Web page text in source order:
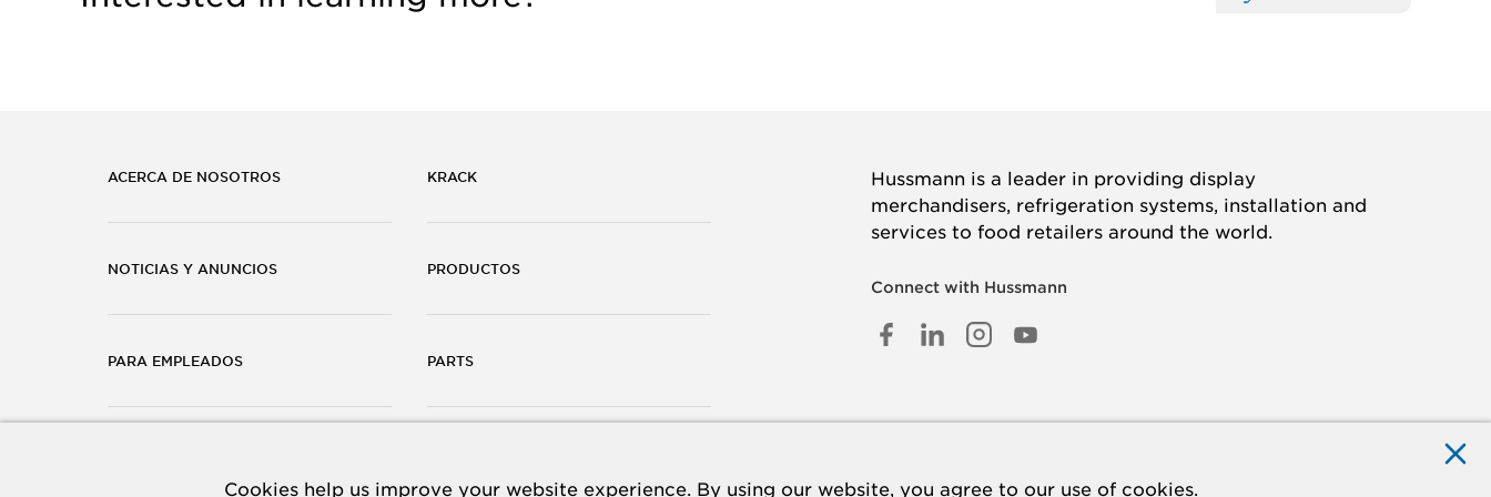
Cookies help us improve your website experience. By using our website, you agree to our use of cookies.
ACERCA DE NOSOTROS
NOTICIAS Y ANUNCIOS
PARA EMPLEADOS
KRACK
PRODUCTOS
PARTS
Hussmann is a leader in providing display
merchandisers, refrigeration systems, installation and
services to food retailers around the world.
Connect with Hussmann
FACEBOOK
LINKED
INSTAGRAM
YOUTUBE